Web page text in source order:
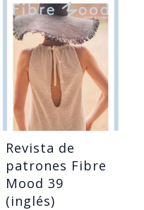
Revista de
patrones Fibre
Mood 39
(inglés)